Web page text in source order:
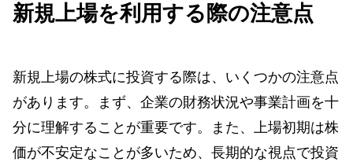
新規上場を利用する際の注意点
新規上場の株式に投資する際は、いくつかの注意点
があります。まず、企業の財務状況や事業計画を十
分に理解することが重要です。また、上場初期は株
価が不安定なことが多いため、長期的な視点で投資